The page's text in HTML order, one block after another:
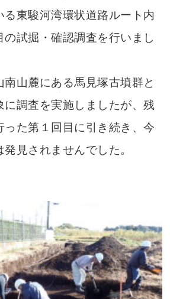
る東駿河湾環状道路ルート内
の試掘・確認調査を行いまし
山麓にある馬見塚古墳群と
に調査を実施しましたが、残
った第１回目に引き続き、今
見されませんでした。